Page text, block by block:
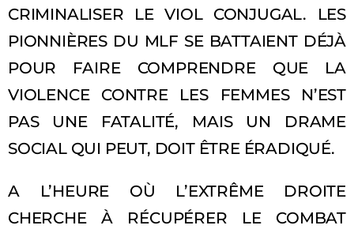
CRIMINALISER LE VIOL CONJUGAL. LES
PIONNIÈRES DU MLF SE BATTAIENT DÉJÀ
POUR FAIRE COMPRENDRE QUE LA
VIOLENCE CONTRE LES FEMMES N’EST
PAS UNE FATALITÉ, MAIS UN DRAME
SOCIAL QUI PEUT, DOIT ÊTRE ÉRADIQUÉ.
A L’HEURE OÙ L’EXTRÊME DROITE
CHERCHE À RÉCUPÉRER LE COMBAT